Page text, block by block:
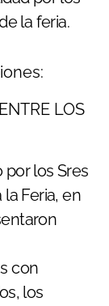
la feria.
LOS
los Sres
la Feria, en
con
los